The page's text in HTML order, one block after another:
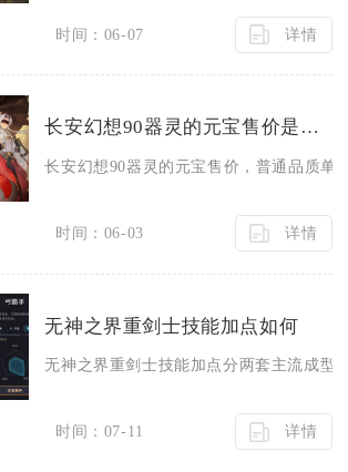
时间：06-07 详情
长安幻想90器灵的元宝售价是多少
长安幻想90器灵的元宝售价，普通品质单
时间：06-03 详情
无神之界重剑士技能加点如何
无神之界重剑士技能加点分两套主流成型
时间：07-11 详情